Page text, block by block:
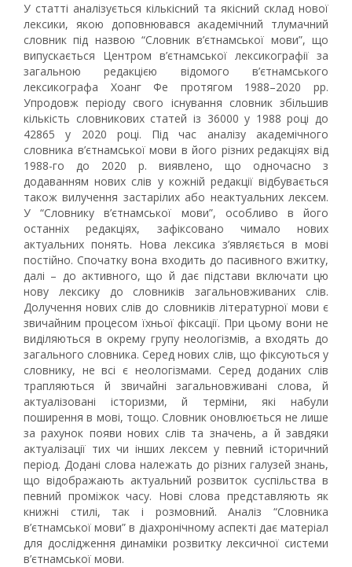
У статті аналізується кількісний та якісний склад нової
лексики, якою доповнювався академічний тлумачний
словник під назвою “Словник в’єтнамської мови”, що
випускається Центром в’єтнамської лексикографії за
загальною редакцією відомого в’єтнамського
лексикографа Хоанг Фе протягом 1988–2020 рр.
Упродовж періоду свого існування словник збільшив
кількість словникових статей із 36000 у 1988 році до
42865 у 2020 році. Під час аналізу академічного
словника в’єтнамської мови в його різних редакціях від
1988-го до 2020 р. виявлено, що одночасно з
додаванням нових слів у кожній редакції відбувається
також вилучення застарілих або неактуальних лексем.
У “Словнику в’єтнамської мови”, особливо в його
останніх редакціях, зафіксовано чимало нових
актуальних понять. Нова лексика з’являється в мові
постійно. Спочатку вона входить до пасивного вжитку,
далі – до активного, що й дає підстави включати цю
нову лексику до словників загальновживаних слів.
Долучення нових слів до словників літературної мови є
звичайним процесом їхньої фіксації. При цьому вони не
виділяються в окрему групу неологізмів, а входять до
загального словника. Серед нових слів, що фіксуються у
словнику, не всі є неологізмами. Серед доданих слів
трапляються й звичайні загальновживані слова, й
актуалізовані історизми, й терміни, які набули
поширення в мові, тощо. Словник оновлюється не лише
за рахунок появи нових слів та значень, а й завдяки
актуалізації тих чи інших лексем у певний історичний
період. Додані слова належать до різних галузей знань,
що відображають актуальний розвиток суспільства в
певний проміжок часу. Нові слова представляють як
книжні стилі, так і розмовний. Аналіз “Словника
в’єтнамської мови” в діахронічному аспекті дає матеріал
для дослідження динаміки розвитку лексичної системи
в’єтнамської мови.